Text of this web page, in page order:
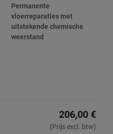
Permanente
vloerreparaties met
uitstekende chemische
weerstand
206,00 €
(Prijs excl. btw)